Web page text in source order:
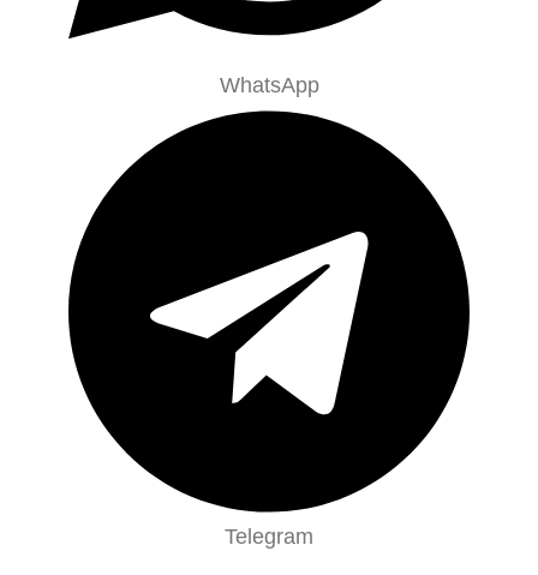
WhatsApp
Telegram